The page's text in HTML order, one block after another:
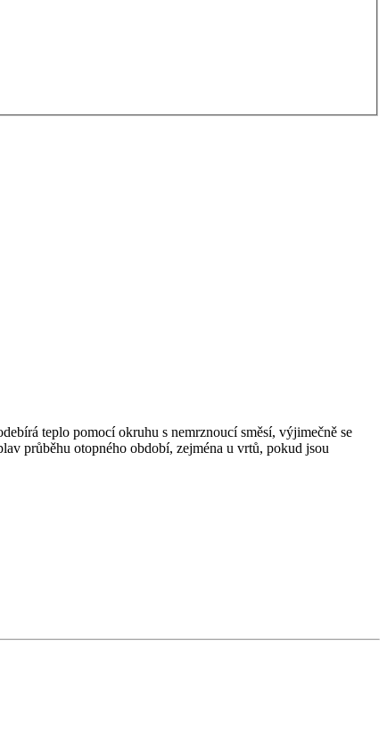
teplo pomocí okruhu s nemrznoucí směsí, výjimečně se
průběhu otopného období, zejména u vrtů, pokud jsou